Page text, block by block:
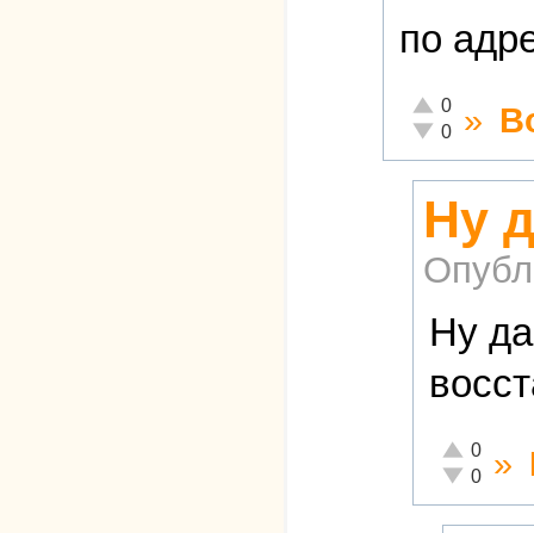
по
Отлично!
0
Неадекватно!
0 »
Ну
Ну
Отлично!
0
0 »